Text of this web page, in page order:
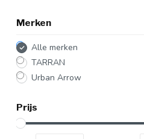
Merken
Alle merken
TARRAN
Urban Arrow
Prijs